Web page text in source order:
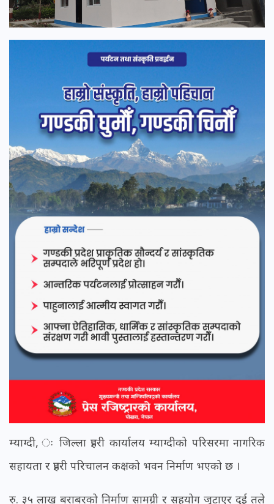
म्याग्दी, ः जिल्ला प्रहरी कार्यालय म्याग्दीको परिसरमा नागरिक
सहायता र प्रहरी परिचालन कक्षको भवन निर्माण भएको छ ।
रु. ३५ लाख बराबरको निर्माण सामग्री र सहयोग जुटाएर दुई तले